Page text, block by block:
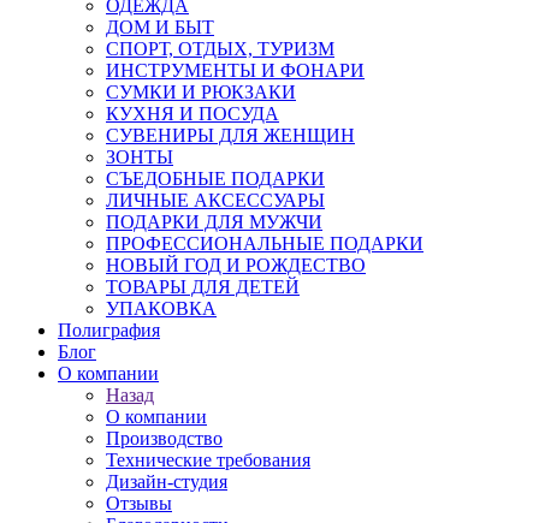
ОДЕЖДА
ДОМ И БЫТ
СПОРТ, ОТДЫХ, ТУРИЗМ
ИНСТРУМЕНТЫ И ФОНАРИ
СУМКИ И РЮКЗАКИ
КУХНЯ И ПОСУДА
СУВЕНИРЫ ДЛЯ ЖЕНЩИН
ЗОНТЫ
СЪЕДОБНЫЕ ПОДАРКИ
ЛИЧНЫЕ АКСЕССУАРЫ
ПОДАРКИ ДЛЯ МУЖЧИ
ПРОФЕССИОНАЛЬНЫЕ ПОДАРКИ
НОВЫЙ ГОД И РОЖДЕСТВО
ТОВАРЫ ДЛЯ ДЕТЕЙ
УПАКОВКА
Полиграфия
Блог
О компании
Назад
О компании
Производство
Технические требования
Дизайн-студия
Отзывы